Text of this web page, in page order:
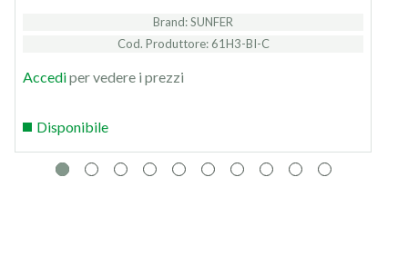
Brand: SUNFER
Cod. Produttore: 61H3-BI-C
Accediper vedere i prezzi
Disponibile